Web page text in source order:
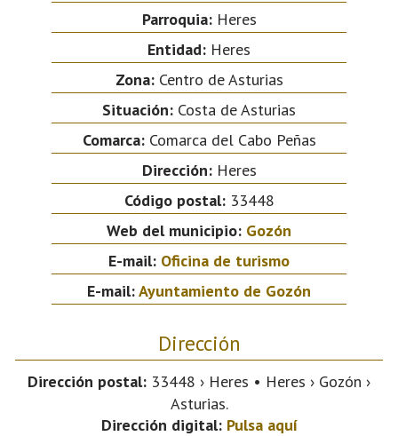
Parroquia:Heres
Entidad: Heres
Zona:Centro de Asturias
Situación: Costa de Asturias
Comarca:Comarca del Cabo Peñas
Dirección:Heres
Código postal:33448
Web del municipio: Gozón
E-mail: Oficina de turismo
E-mail:Ayuntamiento de Gozón
Dirección
Dirección postal: 33448 › Heres • Heres › Gozón ›
Asturias.
Dirección digital: Pulsa aquí